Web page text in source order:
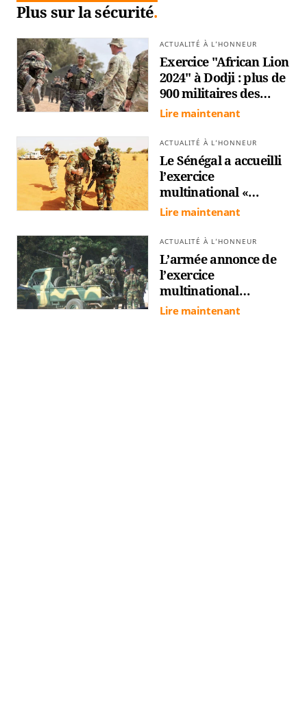
Plus sur la sécurité
ACTUALITÉ À L’HONNEUR
Exercice "African Lion
2024" à Dodji : plus de
900 militaires des
Etats-Unis, du Pays-
participent à la
manœuvre
Lire maintenant
ACTUALITÉ À L’HONNEUR
Le Sénégal a accueilli
l’exercice
multinational «
African Lion 2024 » au
tactique de Dodji
Lire maintenant
ACTUALITÉ À L’HONNEUR
L’armée annonce de
l’exercice
multinational
«African Lion 2024»
Lire maintenant